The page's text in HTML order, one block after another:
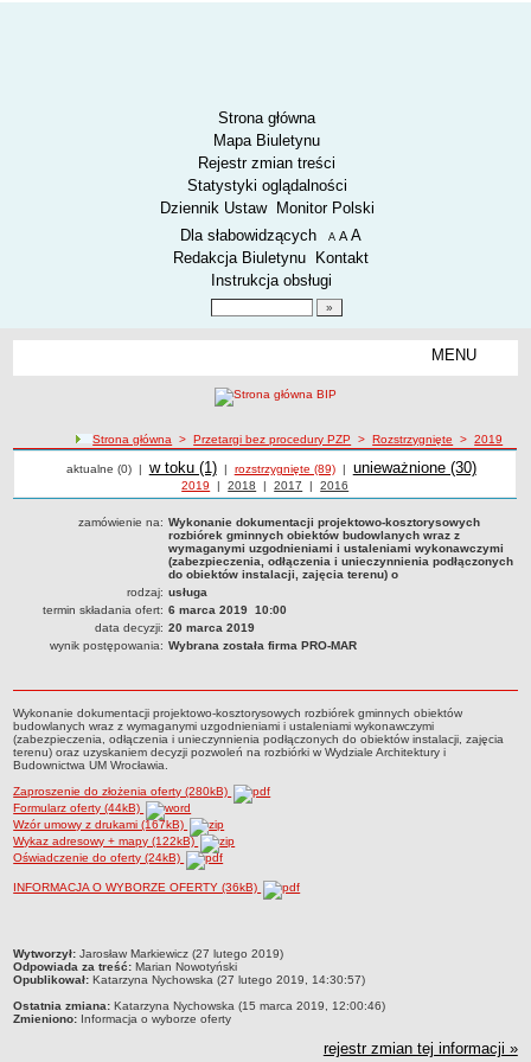
Strona główna
Mapa Biuletynu
Rejestr zmian treści
Statystyki oglądalności
Dziennik Ustaw
Monitor Polski
Menu dodatkowe
Dla słabowidzących A pomniejsz czcionkę
A standardowy rozmiar czcionki
A
Redakcja Biuletynu
Kontakt
Instrukcja obsługi
MENU
SPOSÓB PRZYJMOWANIA I ZAŁATWIANIA SPRAW
SYGNALIŚCI
RODO.
RODO
Czym się zajmujemy
Kierownictwo Zarządu Zasobu Komunalnego
Majątek, którym dysponuje ZZK
STREFA PRACOWNIKA
nazwa
BIURA OBSŁUGI KLIENTA
Co i jak załatwić w BOK-u?
BOK-i
ZAMÓWIENIA PUBLICZNE
Zamówienia bez procedury PZP - platforma elektroniczna
Archiwalne - Zamówiena zgodne z procedurą PZP
01.03.2016
Archiwalne - Zamówienia bez procedury PZP - do 12.04.2019
ścieżka nawigacji
Strona główna >Przetargi bez procedury PZP >Rozstrzygnięte >2019
Przetargi
aktualne (0)| Przetargi
w toku (1)| rozstrzygnięte (89)| Przetargi
unieważnione (30)
Przetargi z roku
2019 |Przetargi z roku
2018 |Przetargi z roku
2017 |Przetargi z roku
2016
zamówienie na: Wykonanie dokumentacji projektowo-kosztorysowych
rozbiórek gminnych obiektów budowlanych wraz z
wymaganymi uzgodnieniami i ustaleniami wykonawczymi
(zabezpieczenia, odłączenia i unieczynnienia podłączonych
do obiektów instalacji, zajęcia terenu) o
rodzaj: usługa
termin składania ofert: 6 marca 2019 10:00
data decyzji: 20 marca 2019
wynik postępowania: Wybrana została firma PRO-MAR
Wykonanie dokumentacji projektowo-kosztorysowych rozbiórek gminnych obiektów
budowlanych wraz z wymaganymi uzgodnieniami i ustaleniami wykonawczymi
(zabezpieczenia, odłączenia i unieczynnienia podłączonych do obiektów instalacji, zajęcia
terenu) oraz uzyskaniem decyzji pozwoleń na rozbiórki w Wydziale Architektury i
Budownictwa UM Wrocławia.
Zaproszenie do złożenia oferty (280kB)
Formularz oferty (44kB)
Wzór umowy z drukami (167kB)
Wykaz adresowy + mapy (122kB)
Oświadczenie do oferty (24kB)
INFORMACJA O WYBORZE OFERTY (36kB)
metryczka
Wytworzył: Jarosław Markiewicz (27 lutego 2019)
Odpowiada za treść: Marian Nowotyński
Opublikował: Katarzyna Nychowska (27 lutego 2019, 14:30:57)
Ostatnia zmiana: Katarzyna Nychowska (15 marca 2019, 12:00:46)
Zmieniono: Informacja o wyborze oferty
rejestr zmian tej informacji »